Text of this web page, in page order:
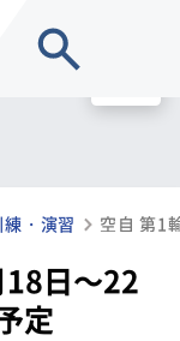
練・演習
日～22
定